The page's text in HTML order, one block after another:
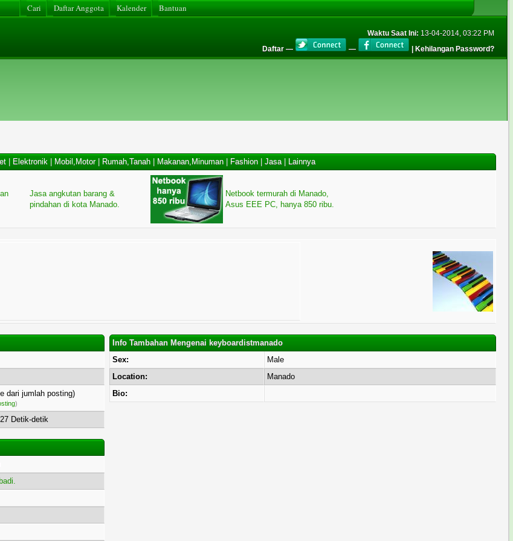
Cari Daftar Anggota Kalender Bantuan
Waktu Saat Ini: 13-04-2014, 03:22 PM
Daftar — — Kehilangan Password?
Elektronik Mobil,Motor| Rumah,Tanah Makanan,Minuman Fashion |Jasa| Lainnya
Jasa angkutan barang &
pindahan di kota Manado.
Netbook termurah di Manado,
Asus EEE PC, hanya 850 ribu.
dari jumlah posting)
)
Detik-detik
Info Tambahan Mengenai keyboardistmanado
Sex:
Male
Location:
Manado
Bio: